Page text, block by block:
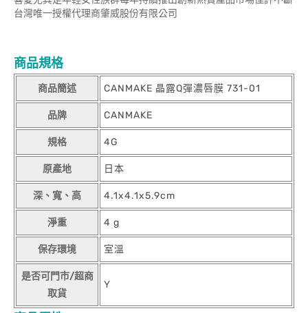
台灣唯一授權代理商肇威股份有限公司
商品規格
商品簡述 CANMAKE 晶露Q彈濃唇膜 731-01
品牌 CANMAKE
規格 4G
原產地 日本
深、寬、高 4.1x4.1x5.9cm
淨重 4 g
保存環境 室溫
是否可門市/超商
取貨
Y